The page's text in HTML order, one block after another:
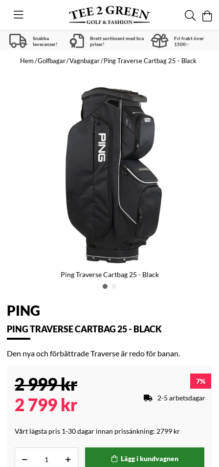
Snabba
leveranser!
Brett sortiment med bra
priser!
Fri frakt över
1500:-
Hem Golfbagar Vagnbagar Ping Traverse Cartbag 25 - Black
Ping Traverse Cartbag 25 - Black
PING
PING TRAVERSE CARTBAG 25 - BLACK
Den nya och förbättrade Traverse är redo för banan.
2 999kr
2 799 kr
Vårt lägsta pris 1-30 dagar innan prissänkning: 2799 kr
7
2-5 arbetsdagar
Lägg i kundvagnen